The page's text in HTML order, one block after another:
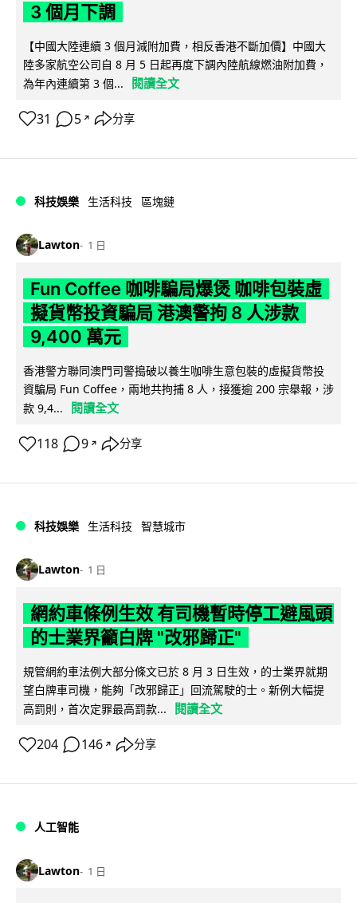
3 個月下調
【中國大陸連續 3 個月減附加費，相反香港不斷加價】中國大
陸多家航空公司自 8 月 5 日起再度下調內陸航線燃油附加費，
為年內連續第 3 個...
閱讀全文
31 5 ↗ 分享
科技娛樂 生活科技 區塊鏈
Lawton 1 日
Fun Coffee 咖啡騙局爆煲 咖啡包裝虛
擬貨幣投資騙局 港澳警拘 8 人涉款
9,400 萬元
香港警方聯同澳門司警搗破以養生咖啡生意包裝的虛擬貨幣投
資騙局 Fun Coffee，兩地共拘捕 8 人，接獲逾 200 宗舉報，涉
款 9,4...
閱讀全文
118 9 ↗ 分享
科技娛樂 生活科技 智慧城市
Lawton 1 日
網約車條例生效 有司機暫時停工避風頭
的士業界籲白牌 "改邪歸正"
規管網約車法例大部分條文已於 8 月 3 日生效，的士業界就期
望白牌車司機，能夠「改邪歸正」回流駕駛的士。新例大幅提
高罰則，首次定罪最高罰款...
閱讀全文
204 146 ↗ 分享
人工智能
Lawton 1 日